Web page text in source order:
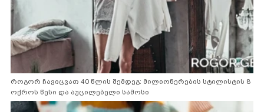
როგორ ჩავიცვათ 40 წლის შემდეგ: მილიონერების სტილისტის 8
ოქროს წესი და აუცილებელი სამოსი